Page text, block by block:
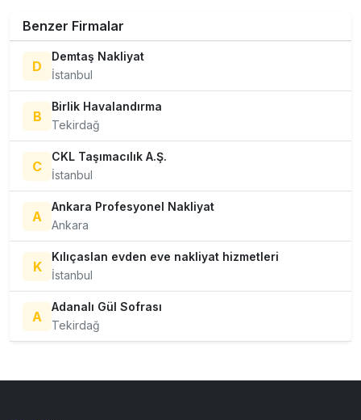
Benzer Firmalar
D
Demtaş Nakliyat
İstanbul
B
Birlik Havalandırma
Tekirdağ
C
CKL Taşımacılık A.Ş.
İstanbul
A
Ankara Profesyonel Nakliyat
Ankara
K
Kılıçaslan evden eve nakliyat hizmetleri
İstanbul
A
Adanalı Gül Sofrası
Tekirdağ